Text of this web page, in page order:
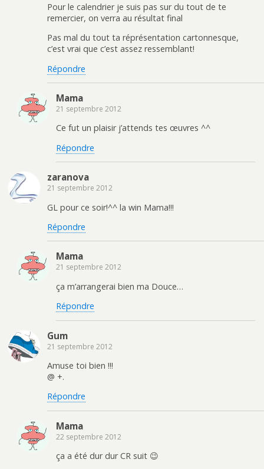
Pour le calendrier je suis pas sur du tout de te
remercier, on verra au résultat final
Pas mal du tout ta réprésentation cartonnesque,
c’est vrai que c’est assez ressemblant!
Répondre
Mama
21 septembre 2012
Ce fut un plaisir j’attends tes œuvres ^^
Répondre
zaranova
21 septembre 2012
GL pour ce soir!^^ la win Mama!!!
Répondre
Mama
21 septembre 2012
ça m’arrangerai bien ma Douce…
Répondre
Gum
21 septembre 2012
Amuse toi bien !!!
@ +.
Répondre
Mama
22 septembre 2012
ça a été dur dur CR suit 😉